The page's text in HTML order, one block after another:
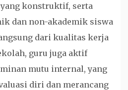
konstruktif, serta
dan non-akademik siswa
dari kualitas kerja
guru juga aktif
mutu internal, yang
diri dan merancang